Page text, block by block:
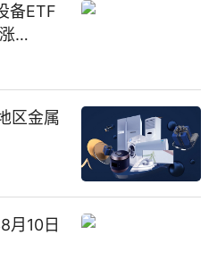
备ETF
超65
区金属
月10日